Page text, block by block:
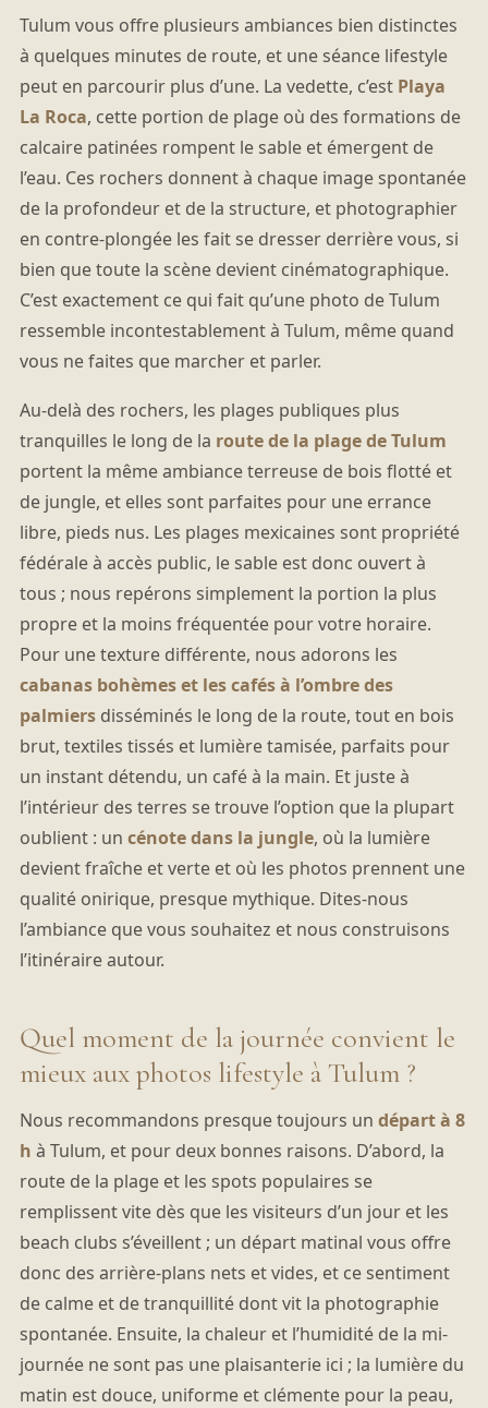
Tulum vous offre plusieurs ambiances bien distinctes
à quelques minutes de route, et une séance lifestyle
peut en parcourir plus d’une. La vedette, c’est Playa
La Roca, cette portion de plage où des formations de
calcaire patinées rompent le sable et émergent de
l’eau. Ces rochers donnent à chaque image spontanée
de la profondeur et de la structure, et photographier
en contre-plongée les fait se dresser derrière vous, si
bien que toute la scène devient cinématographique.
C’est exactement ce qui fait qu’une photo de Tulum
ressemble incontestablement à Tulum, même quand
vous ne faites que marcher et parler.
Au-delà des rochers, les plages publiques plus
tranquilles le long de la route de la plage de Tulum
portent la même ambiance terreuse de bois flotté et
de jungle, et elles sont parfaites pour une errance
libre, pieds nus. Les plages mexicaines sont propriété
fédérale à accès public, le sable est donc ouvert à
tous ; nous repérons simplement la portion la plus
propre et la moins fréquentée pour votre horaire.
Pour une texture différente, nous adorons les
cabanas bohèmes et les cafés à l’ombre des
palmiersdisséminés le long de la route, tout en bois
brut, textiles tissés et lumière tamisée, parfaits pour
un instant détendu, un café à la main. Et juste à
l’intérieur des terres se trouve l’option que la plupart
oublient : un cénote dans la jungle, où la lumière
devient fraîche et verte et où les photos prennent une
qualité onirique, presque mythique. Dites-nous
l’ambiance que vous souhaitez et nous construisons
l’itinéraire autour.
Quel moment de la journée convient le
mieux aux photos lifestyle à Tulum ?
Nous recommandons presque toujours un départ à 8
h à Tulum, et pour deux bonnes raisons. D’abord, la
route de la plage et les spots populaires se
remplissent vite dès que les visiteurs d’un jour et les
beach clubs s’éveillent ; un départ matinal vous offre
donc des arrière-plans nets et vides, et ce sentiment
de calme et de tranquillité dont vit la photographie
spontanée. Ensuite, la chaleur et l’humidité de la mi-
journée ne sont pas une plaisanterie ici ; la lumière du
matin est douce, uniforme et clémente pour la peau,